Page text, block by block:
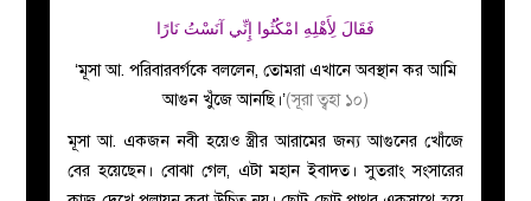
فَقَالَ لِأَهْلِهِ امْكُثُوا إِنِّي آنَسْتُ نَارًا
‘মূসা আ. পরিবারবর্গকে বললেন, তোমরা এখানে অবস্থান কর আমি
আগুন খুঁজে আনছি।’(সূরা ত্বহা ১০)
মূসা আ. একজন নবী হয়েও স্ত্রীর আরামের জন্য আগুনের খোঁজে
বের হয়েছেন। বোঝা গেল, এটা মহান ইবাদত। সুতরাং সংসারের